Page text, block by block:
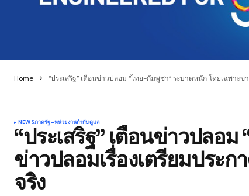
Home “ประเสริฐ” เตือนข่าวปลอม “ไทย-กัมพูชา” ระบาดหนัก โดยเฉพา
NEWSภาครัฐ-หน่วยงานกำกับดูแล
“ประเสริฐ” เตือนข่าวปลอ
ข่าวปลอมเรื่องเตรียมประ
จริง